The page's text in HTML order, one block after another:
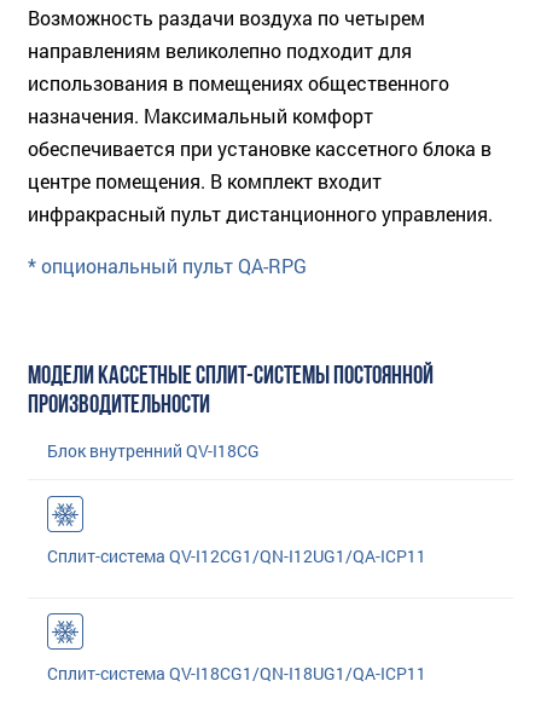
Возможность раздачи воздуха по четырем
направлениям великолепно подходит для
использования в помещениях общественного
назначения. Максимальный комфорт
обеспечивается при установке кассетного блока в
центре помещения. В комплект входит
инфракрасный пульт дистанционного управления.
* опциональный пульт QA-RPG
МОДЕЛИ КАССЕТНЫЕ СПЛИТ-СИСТЕМЫ ПОСТОЯННОЙ
ПРОИЗВОДИТЕЛЬНОСТИ
Блок внутренний QV-I18CG
Сплит-система QV-I12CG1/QN-I12UG1/QA-ICP11
Сплит-система QV-I18CG1/QN-I18UG1/QA-ICP11